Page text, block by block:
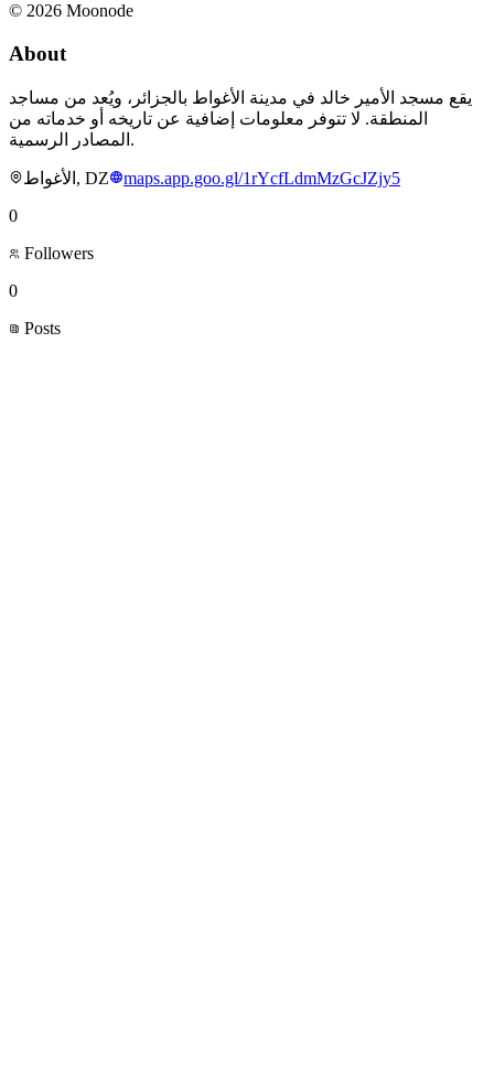
© 2026 Moonode
About
يقع مسجد الأمير خالد في مدينة الأغواط بالجزائر، ويُعد من مساجد
المنطقة. لا تتوفر معلومات إضافية عن تاريخه أو خدماته من
المصادر الرسمية.
الأغواط, DZ
maps.app.goo.gl/1rYcfLdmMzGcJZjy5
0
Followers
0
Posts